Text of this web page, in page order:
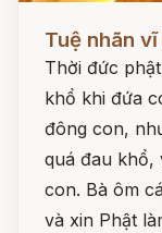
Tuệ nhãn
Thời đức
khổ khi đứa
đông con,
quá đau khổ,
con. Bà ôm
và xin Phật